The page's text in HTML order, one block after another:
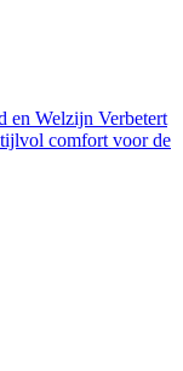
en Welzijn Verbetert
comfort voor de